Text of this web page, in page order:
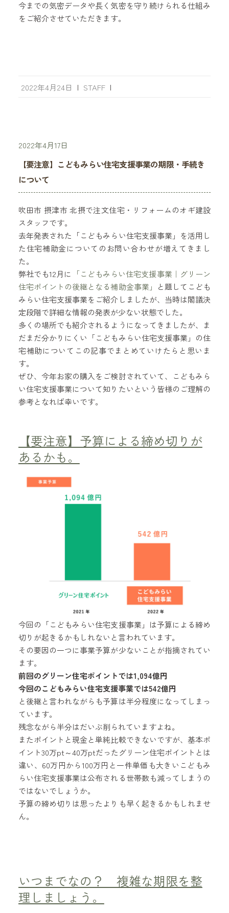
今までの気密データや長く気密を守り続けられる仕組み
をご紹介させていただきます。
2022年4月24日 | STAFF |
2022年4月17日
【要注意】こどもみらい住宅支援事業の期限・手続き
について
吹田市 摂津市 北摂で注文住宅・リフォームのオギ建設
スタッフです。
去年発表された「こどもみらい住宅支援事業」を活用し
た住宅補助金についてのお問い合わせが増えてきまし
た。
弊社でも12月に
「こどもみらい住宅支援事業｜グリーン
住宅ポイントの後継となる補助金事業」
と題してこども
みらい住宅支援事業をご紹介しましたが、当時は閣議決
定段階で詳細な情報の発表が少ない状態でした。
多くの場所でも紹介されるようになってきましたが、ま
だまだ分かりにくい「こどもみらい住宅支援事業」の住
宅補助についてこの記事でまとめていけたらと思いま
す。
ぜひ、今年お家の購入をご検討されていて、こどもみら
い住宅支援事業について知りたいという皆様のご理解の
参考となれば幸いです。
【要注意】予算による締め切りが
あるかも。
今回の「こどもみらい住宅支援事業」は予算による締め
切りが起きるかもしれないと言われています。
その要因の一つに事業予算が少ないことが指摘されてい
ます。
前回のグリーン住宅ポイントでは1,094億円
今回のこどもみらい住宅支援事業では542億円
と後継と言われながらも予算は半分程度になってしまっ
ています。
残念ながら半分はだいぶ削られていますよね。
またポイントと現金と単純比較できないですが、基本ポ
イント30万pt～40万ptだったグリーン住宅ポイントとは
違い、60万円から100万円と一件単価も大きいこどもみ
らい住宅支援事業は公布される世帯数も減ってしまうの
ではないでしょうか。
予算の締め切りは思ったよりも早く起きるかもしれませ
ん。
いつまでなの？ 複雑な期限を整
理しましょう。